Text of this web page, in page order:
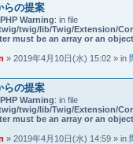
らの提案
Warning: in file
twig/lib/Twig/Extension/
must be an array or an
» 2019年4月10日(水) 15:02 » in
らの提案
Warning: in file
twig/lib/Twig/Extension/
must be an array or an
» 2019年4月10日(水) 14:59 » in